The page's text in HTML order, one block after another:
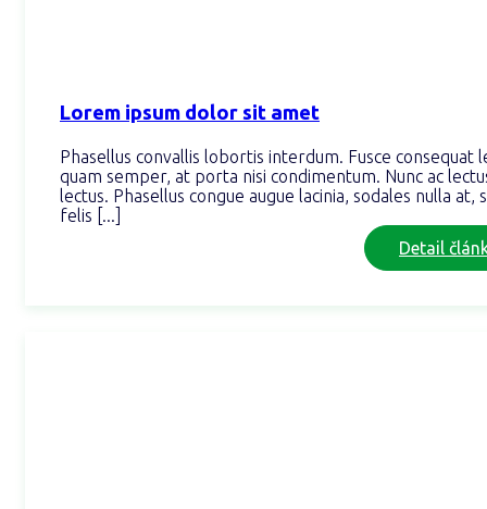
Lorem ipsum dolor sit amet
Phasellus convallis lobortis interdum. Fusce consequat
quam semper, at porta nisi condimentum. Nunc ac
lectus. Phasellus congue augue lacinia, sodales nulla at,
felis [...]
Detail